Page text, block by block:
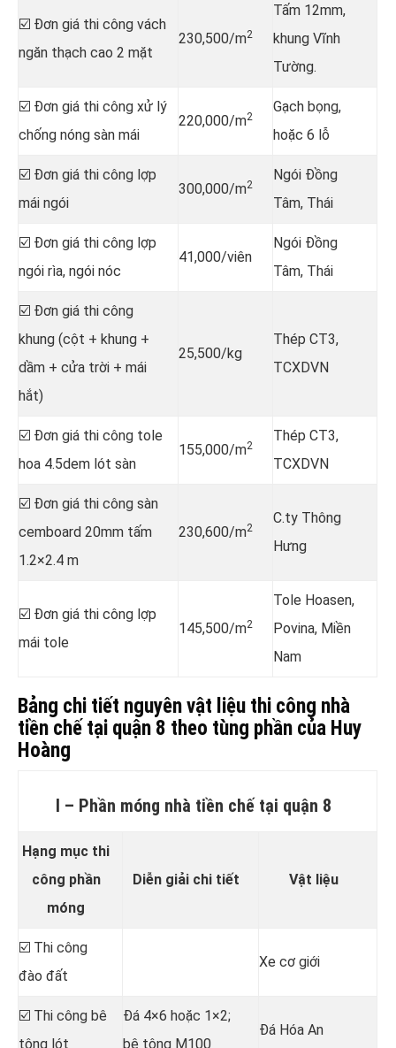
☑️ Đơn giá thi công vách
ngăn thạch cao 2 mặt
230,500/m2
Tấm 12mm,
khung Vĩnh
Tường.
☑️ Đơn giá thi công xử lý
chống nóng sàn mái
220,000/m2
Gạch bọng,
hoặc 6 lỗ
☑️ Đơn giá thi công lợp
mái ngói
300,000/m2
Ngói Đồng
Tâm, Thái
☑️ Đơn giá thi công lợp
ngói rìa, ngói nóc
41,000/viên
Ngói Đồng
Tâm, Thái
☑️ Đơn giá thi công
khung (cột + khung +
dầm + cửa trời + mái
hắt)
25,500/kg
Thép CT3,
TCXDVN
☑️ Đơn giá thi công tole
hoa 4.5dem lót sàn
155,000/m2
Thép CT3,
TCXDVN
☑️ Đơn giá thi công sàn
cemboard 20mm tấm
1.2×2.4 m
230,600/m2
C.ty Thông
Hưng
☑️ Đơn giá thi công lợp
mái tole
145,500/m2
Tole Hoasen,
Povina, Miền
Nam
Bảng chi tiết nguyên vật liệu thi công nhà
tiền chế tại quận 8 theo tùng phần của Huy
Hoàng
I – Phần móng nhà tiền chế tại quận 8
Hạng mục thi
công phần
móng
Diễn giải chi tiết Vật liệu
☑️ Thi công
đào đất
Xe cơ giới
☑️ Thi công bê
tông lót
Đá 4×6 hoặc 1×2;
bê tông M100
Đá Hóa An